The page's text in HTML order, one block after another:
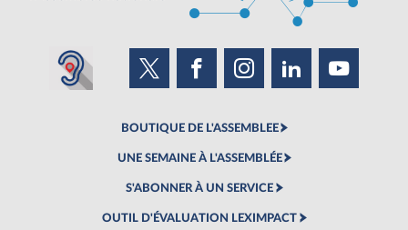
BOUTIQUE DE L'ASSEMBLEE
UNE SEMAINE À L'ASSEMBLÉE
S'ABONNER À UN SERVICE
OUTIL D'ÉVALUATION LEXIMPACT